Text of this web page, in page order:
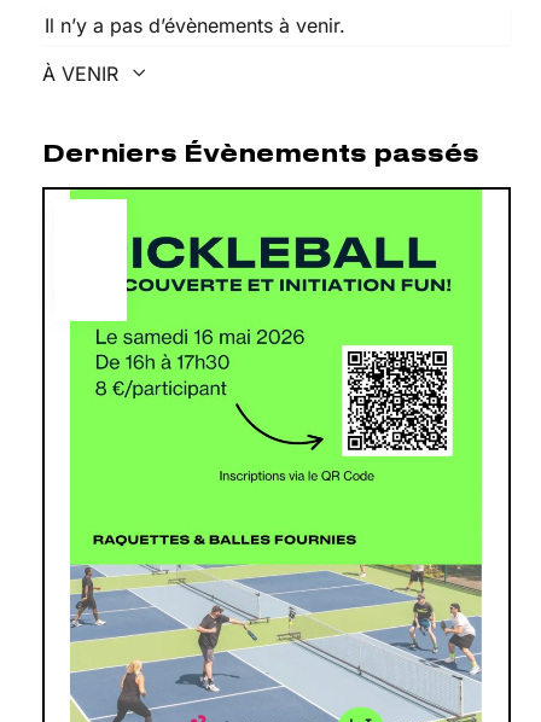
Il n’y a pas d’évènements à venir.
À VENIR
une
Derniers Évènements passés